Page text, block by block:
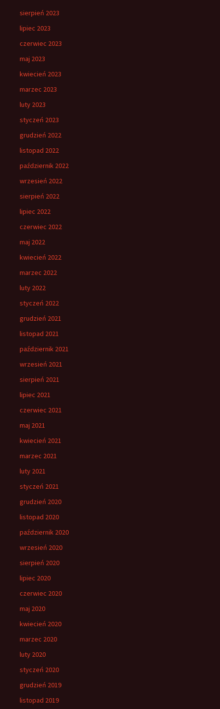
sierpień 2023
lipiec 2023
czerwiec 2023
maj 2023
kwiecień 2023
marzec 2023
luty 2023
styczeń 2023
grudzień 2022
listopad 2022
październik 2022
wrzesień 2022
sierpień 2022
lipiec 2022
czerwiec 2022
maj 2022
kwiecień 2022
marzec 2022
luty 2022
styczeń 2022
grudzień 2021
listopad 2021
październik 2021
wrzesień 2021
sierpień 2021
lipiec 2021
czerwiec 2021
maj 2021
kwiecień 2021
marzec 2021
luty 2021
styczeń 2021
grudzień 2020
listopad 2020
październik 2020
wrzesień 2020
sierpień 2020
lipiec 2020
czerwiec 2020
maj 2020
kwiecień 2020
marzec 2020
luty 2020
styczeń 2020
grudzień 2019
listopad 2019